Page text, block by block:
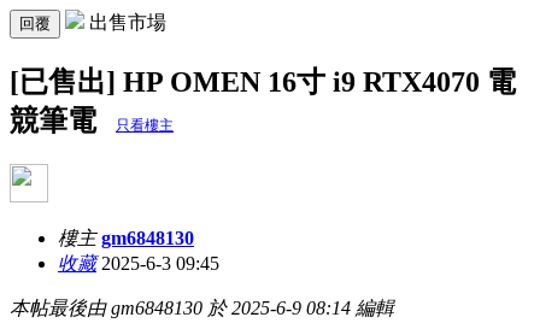
回覆 出售市場
[已售出] HP OMEN 16寸 i9 RTX4070 電
競筆電
只看樓主
樓主 gm6848130
收藏2025-6-3 09:45
本帖最後由 gm6848130 於 2025-6-9 08:14 編輯